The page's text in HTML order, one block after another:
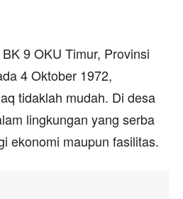
9 OKU Timur, Provinsi
4 Oktober 1972,
tidaklah mudah. Di desa
lingkungan yang serba
ekonomi maupun fasilitas.